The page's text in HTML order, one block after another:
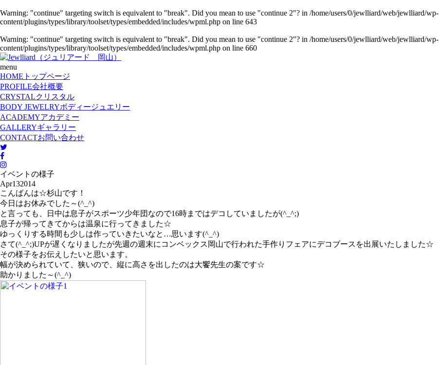
Warning: "continue" targeting switch is equivalent to "break". Did you mean to use "continue 2"? in /home/users/0/jewlliard/web/jewlliard/wp-
content/plugins/types/library/toolset/types/embedded/includes/wpml.php on line 643
Warning: "continue" targeting switch is equivalent to "break". Did you mean to use "continue 2"? in /home/users/0/jewlliard/web/jewlliard/wp-
content/plugins/types/library/toolset/types/embedded/includes/wpml.php on line 660
menu
HOME トップページ
PROFILE会社概要
CRYSTALクリスタル
BODY JEWELRYボディージュエリー
ACADEMYアカデミー
GALLERYギャラリー
CONTACTお問い合わせ
イベントの様子
Apr132014
こんばんは☆杉山です！
今日はお休みでした～(^_^)
と言っても、日中は息子がスポーツ少年団なので16時まではデコしていましたが(^_^;)
息子が帰ってきてからは温泉に行ってきました☆
ゆっくりする時間も少しは作っていきたいなと…思います(^_^)
さて(^_^;)UPが遅くなりましたが先週の週末にコンベックス岡山で行われた手作りフェアにデコブースを出展いたしました☆
その様子をお伝えしたいと思います。
幅が決められていて、狭いので、縦に高さを出したのは大饗先生の案です☆
助かりました～(^_^)